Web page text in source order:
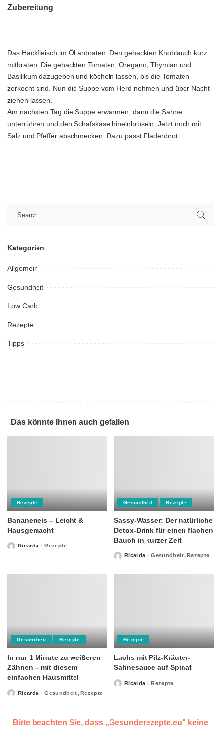
Zubereitung
Das Hackfleisch im Öl anbraten. Den gehackten Knoblauch kurz
mitbraten. Die gehackten Tomaten, Oregano, Thymian und
Basilikum dazugeben und köcheln lassen, bis die Tomaten
zerkocht sind. Nun die Suppe vom Herd nehmen und über Nacht
ziehen lassen.
Am nächsten Tag die Suppe erwärmen, dann die Sahne
unterrühren und den Schafskäse hineinbröseln. Jetzt noch mit
Salz und Pfeffer abschmecken. Dazu passt Fladenbrot.
Kategorien
Allgemein
Gesundheit
Low Carb
Rezepte
Tipps
Das könnte Ihnen auch gefallen
Rezepte
Bananeneis – Leicht &
Hausgemacht
PostedRicarda Rezepte
Gesundheit Rezepte
Sassy-Wasser: Der natürliche
Detox-Drink für einen flachen
Bauch in kurzer Zeit
PostedRicarda Gesundheit Rezepte
Gesundheit Rezepte
In nur 1 Minute zu weißeren
Zähnen – mit diesem
einfachen Hausmittel
PostedRicarda Gesundheit Rezepte
Rezepte
Lachs mit Pilz-Kräuter-
Sahnesauce auf Spinat
PostedRicarda Rezepte
Bitte beachten Sie, dass „Gesunderezepte.eu“ keine